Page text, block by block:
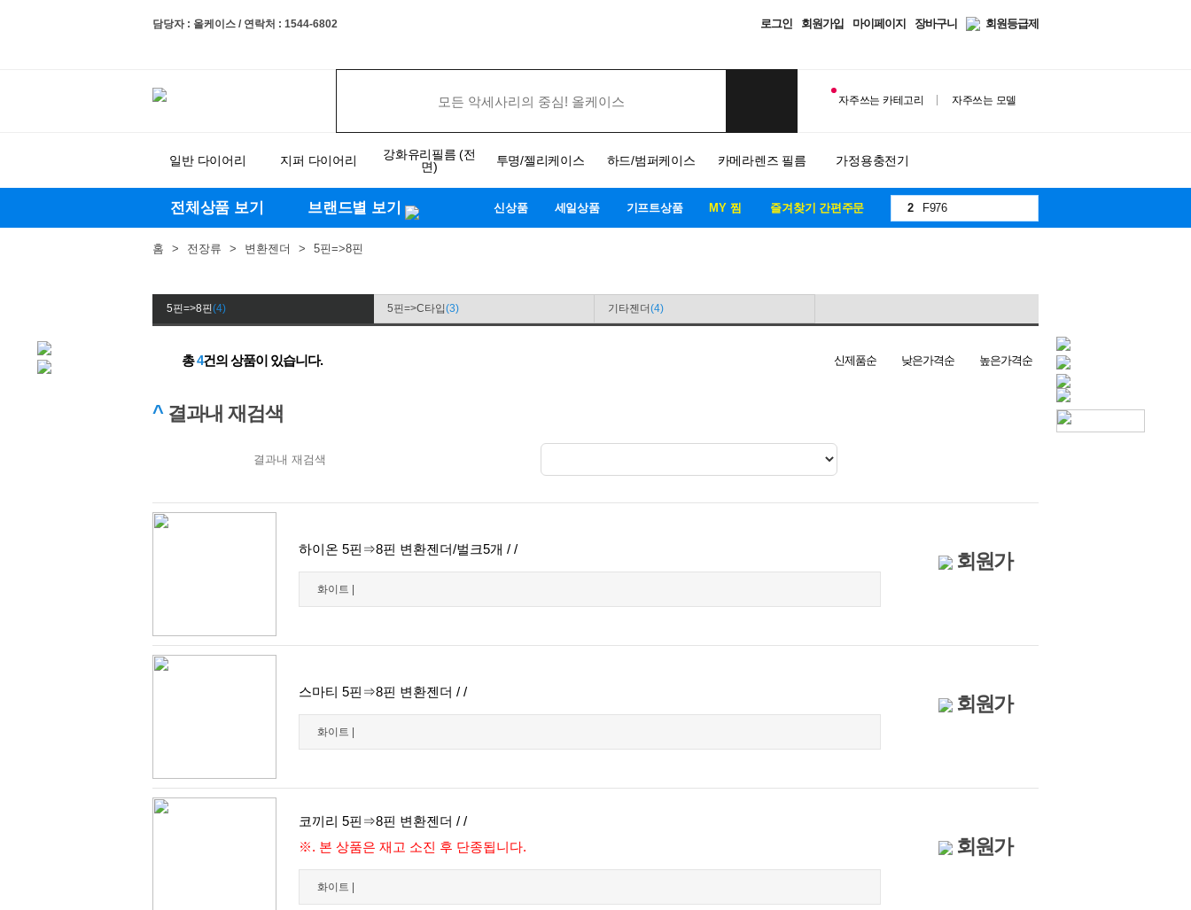
담당자 : 올케이스 / 연락처 : 1544-6802 로그인 회원가입 마이페이지 장바구니 회원등급제
자주쓰는 카테고리 자주쓰는 모델
일반 다이어리 지퍼 다이어리
강화유리필름 (전
면)
투명/젤리케이스 하드/범퍼케이스 카메라렌즈 필름 가정용충전기
전체상품 보기 브랜드별 보기 신상품 세일상품 기프트상품 MY 찜 즐겨찾기 간편주문
10
2
F976
3
A175
8
S937
홈 > 전장류 > 변환젠더 > 5핀=>8핀
5핀=>8핀(4) 5핀=>C타입(3) 기타젠더(4)
총4건의 상품이 있습니다. 신제품순 낮은가격순 높은가격순
^결과내 재검색
하이온 5핀⇒8핀 변환젠더/벌크5개 / /
화이트 |
회원가
스마티 5핀⇒8핀 변환젠더 / /
화이트 |
회원가
코끼리 5핀⇒8핀 변환젠더 / /
※. 본 상품은 재고 소진 후 단종됩니다.
화이트 |
회원가